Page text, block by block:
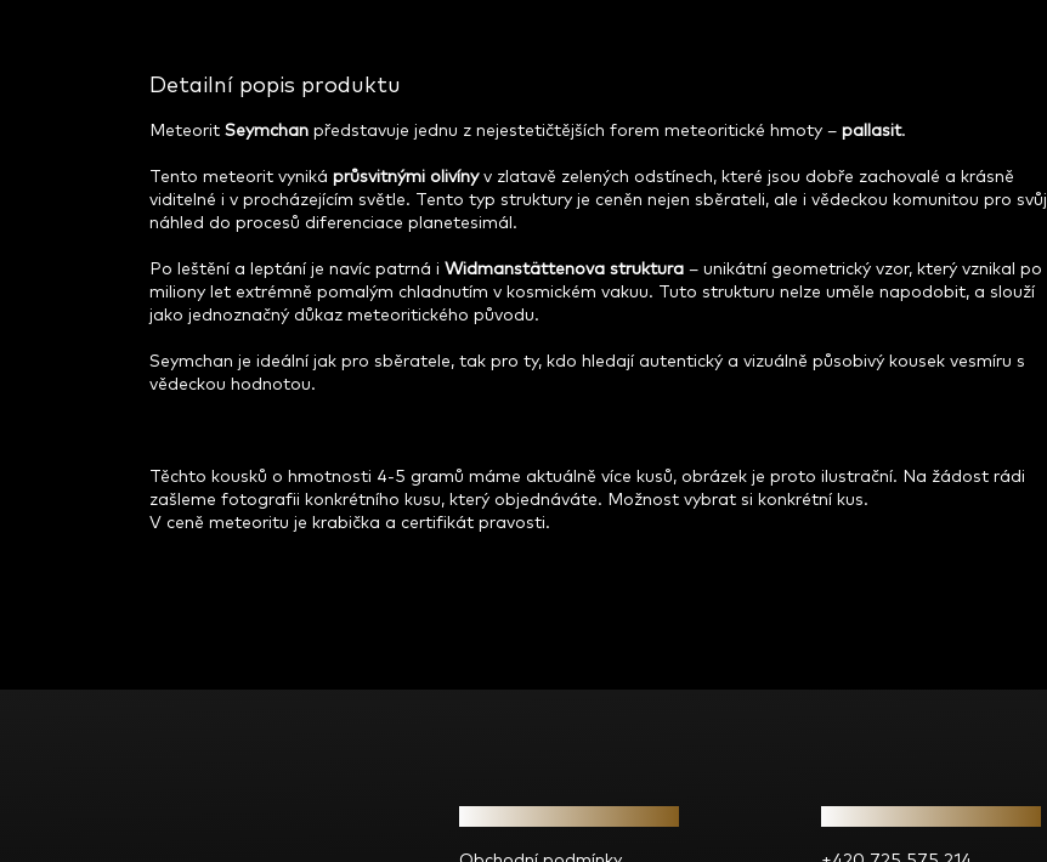
Detailní popis produktu
Meteorit Seymchan představuje jednu z nejestetičtějších forem meteoritické hmoty – pallasit.
Tento meteorit vyniká průsvitnými olivínyv zlatavě zelených odstínech, které jsou dobře zachovalé a krásně
viditelné i v procházejícím světle. Tento typ struktury je ceněn nejen sběrateli, ale i vědeckou komunitou pro svůj
náhled do procesů diferenciace planetesimál.
Po leštění a leptání je navíc patrná i Widmanstättenova struktura – unikátní geometrický vzor, který vznikal po
miliony let extrémně pomalým chladnutím v kosmickém vakuu. Tuto strukturu nelze uměle napodobit, a slouží
jako jednoznačný důkaz meteoritického původu.
Seymchan je ideální jak pro sběratele, tak pro ty, kdo hledají autentický a vizuálně působivý kousek vesmíru s
vědeckou hodnotou.
Těchto kousků o hmotnosti 4-5 gramů máme aktuálně více kusů, obrázek je proto ilustrační. Na žádost rádi
zašleme fotografii konkrétního kusu, který objednáváte. Možnost vybrat si konkrétní kus.
V ceně meteoritu je krabička a certifikát pravosti.